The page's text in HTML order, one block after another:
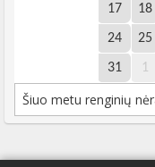
17 18
24 25
31 1
Šiuo metu renginių